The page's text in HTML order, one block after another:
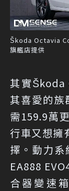
Škoda Octavia
旗艦店提供
其實Škoda
其喜愛的族
需159.9萬
行車又想擁
擇。動力
EA888
合器變速